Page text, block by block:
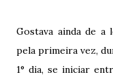
Gostava ainda de a
pela primeira vez,
1° dia, se iniciar